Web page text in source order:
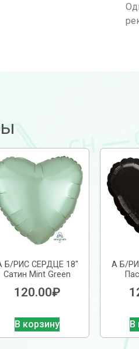
Б/РИС СЕРДЦЕ 18″
Сатин Mint Green
120.00₽
В корзину
А Б/
В